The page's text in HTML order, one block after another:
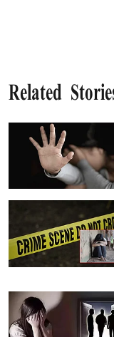
Related